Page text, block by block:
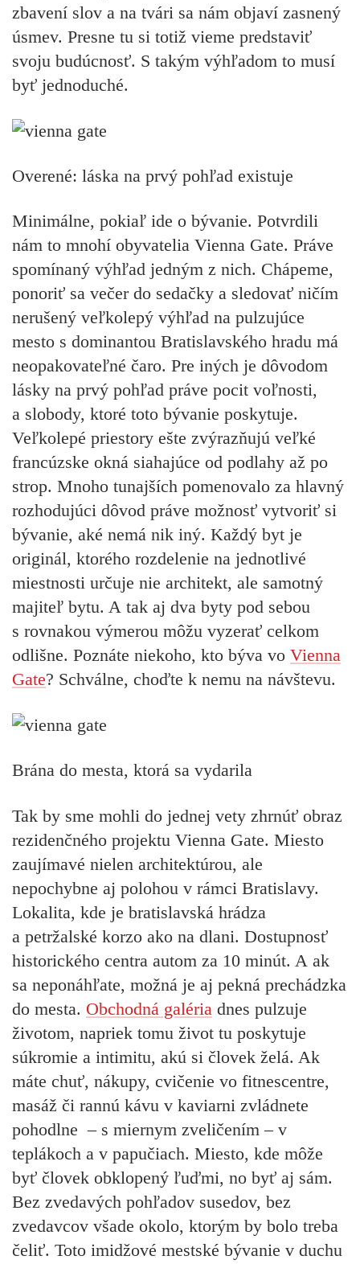
zbavení slov a na tvári sa nám objaví zasnený
úsmev. Presne tu si totiž vieme predstaviť
svoju budúcnosť. S takým výhľadom to musí
byť jednoduché.
Overené: láska na prvý pohľad existuje
Minimálne, pokiaľ ide o bývanie. Potvrdili
nám to mnohí obyvatelia Vienna Gate. Práve
spomínaný výhľad jedným z nich. Chápeme,
ponoriť sa večer do sedačky a sledovať ničím
nerušený veľkolepý výhľad na pulzujúce
mesto s dominantou Bratislavského hradu má
neopakovateľné čaro. Pre iných je dôvodom
lásky na prvý pohľad práve pocit voľnosti,
a slobody, ktoré toto bývanie poskytuje.
Veľkolepé priestory ešte zvýrazňujú veľké
francúzske okná siahajúce od podlahy až po
strop. Mnoho tunajších pomenovalo za hlavný
rozhodujúci dôvod práve možnosť vytvoriť si
bývanie, aké nemá nik iný. Každý byt je
originál, ktorého rozdelenie na jednotlivé
miestnosti určuje nie architekt, ale samotný
majiteľ bytu. A tak aj dva byty pod sebou
s rovnakou výmerou môžu vyzerať celkom
odlišne. Poznáte niekoho, kto býva vo Vienna
Gate? Schválne, choďte k nemu na návštevu.
Brána do mesta, ktorá sa vydarila
Tak by sme mohli do jednej vety zhrnúť obraz
rezidenčného projektu Vienna Gate. Miesto
zaujímavé nielen architektúrou, ale
nepochybne aj polohou v rámci Bratislavy.
Lokalita, kde je bratislavská hrádza
a petržalské korzo ako na dlani. Dostupnosť
historického centra autom za 10 minút. A ak
sa neponáhľate, možná je aj pekná prechádzka
do mesta. Obchodná galéria dnes pulzuje
životom, napriek tomu život tu poskytuje
súkromie a intimitu, akú si človek želá. Ak
máte chuť, nákupy, cvičenie vo fitnescentre,
masáž či rannú kávu v kaviarni zvládnete
pohodlne – s miernym zveličením – v
teplákoch a v papučiach. Miesto, kde môže
byť človek obklopený ľuďmi, no byť aj sám.
Bez zvedavých pohľadov susedov, bez
zvedavcov všade okolo, ktorým by bolo treba
čeliť. Toto imidžové mestské bývanie v duchu